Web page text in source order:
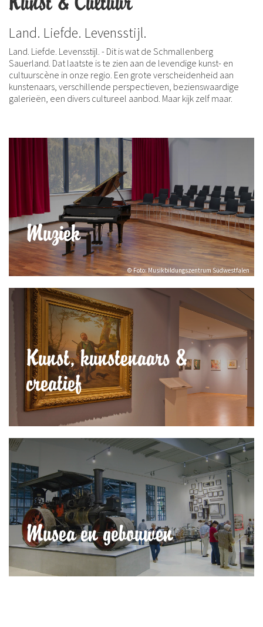
Land. Liefde. Levensstijl.
Land. Liefde. Levensstijl. - Dit is wat de Schmallenberg
Sauerland. Dat laatste is te zien aan de levendige kunst- en
cultuurscène in onze regio. Een grote verscheidenheid aan
kunstenaars, verschillende perspectieven, bezienswaardige
galerieën, een divers cultureel aanbod. Maar kijk zelf maar.
© Foto: Musikbildungszentrum Südwestfalen
Muziek
Kunst, kunstenaars &
creatief
Musea en gebouwen